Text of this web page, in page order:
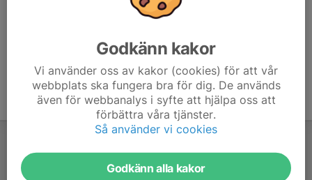
Godkänn kakor
Vi använder oss av kakor (cookies) för att vår
webbplats ska fungera bra för dig. De används
även för webbanalys i syfte att hjälpa oss att
förbättra våra tjänster.
Så använder vi cookies
Godkänn alla kakor